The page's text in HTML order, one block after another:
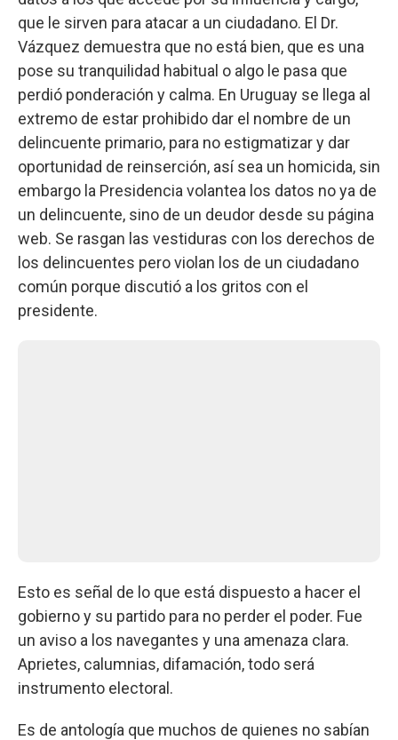
que le sirven para atacar a un ciudadano. El Dr.
Vázquez demuestra que no está bien, que es una
pose su tranquilidad habitual o algo le pasa que
perdió ponderación y calma. En Uruguay se llega al
extremo de estar prohibido dar el nombre de un
delincuente primario, para no estigmatizar y dar
oportunidad de reinserción, así sea un homicida, sin
embargo la Presidencia volantea los datos no ya de
un delincuente, sino de un deudor desde su página
web. Se rasgan las vestiduras con los derechos de
los delincuentes pero violan los de un ciudadano
común porque discutió a los gritos con el
presidente.
Esto es señal de lo que está dispuesto a hacer el
gobierno y su partido para no perder el poder. Fue
un aviso a los navegantes y una amenaza clara.
Aprietes, calumnias, difamación, todo será
instrumento electoral.
Es de antología que muchos de quienes no sabían